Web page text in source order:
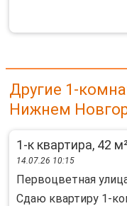
Другие 1-
Нижнем
1-к квартира, 42 м²
14.07.26 10:15
Первоцветная
Сдаю квартиру 1-